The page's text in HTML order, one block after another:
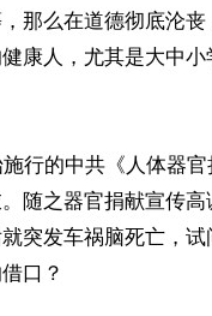
那么在道德彻底沦
康人，尤其是大中
行的中共《人体器
随之器官捐献宣传
突发车祸脑死亡，
口？